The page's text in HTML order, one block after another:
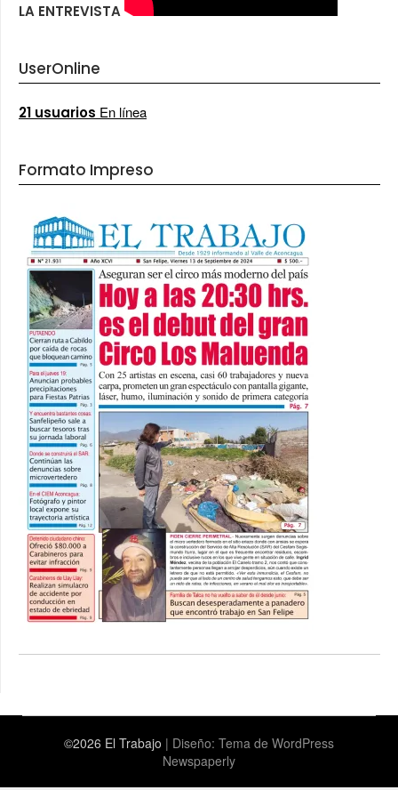
LA ENTREVISTA
UserOnline
21 usuarios En línea
Formato Impreso
©2026 El Trabajo | Diseño: Tema de WordPress
Newspaperly